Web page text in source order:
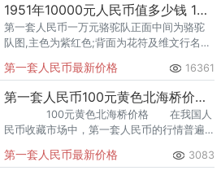
1951年10000元人民币值多少钱 1951年10000元纸币价格
第一套人民币一万元骆驼队正面中间为骆驼
队图,主色为紫红色;背面为花符及维文行名和
极其稀少，根本没有现货供应，可知其珍贵
性。
第一套人民币最新价格 16361
第一套人民币100元黄色北海桥价格 黄色北海桥版别
100元黄色北海桥价格 在我国人
民币收藏市场中，第一套人民币的行情普遍
会例外的了。
第一套人民币最新价格 3083